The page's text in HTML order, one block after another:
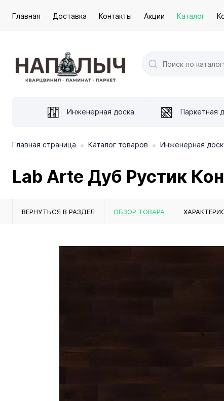
Главная Доставка Контакты Акции Каталог
Инженерная доска Паркетная
Главная страница • Каталог товаров • Инженерная
Lab Arte Дуб Рустик
ВЕРНУТЬСЯ В РАЗДЕЛ ОБЗОР ТОВАРА